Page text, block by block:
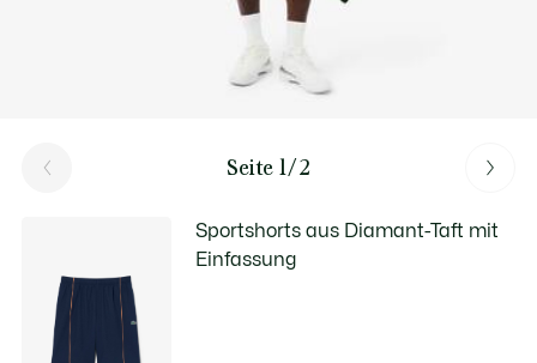
Seite 1/2
Sportshorts aus Diamant-Taft mit
Einfassung